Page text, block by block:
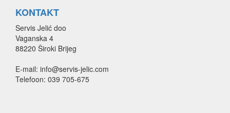
KONTAKT
Servis Jelić doo
Vaganska 4
88220 Široki Brijeg
E-mail: info@servis-jelic.com
Telefoon: 039 705-675